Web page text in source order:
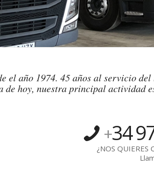
el año 1974. 45 años al servicio
de hoy, nuestra principal actividad
+34
¿NOS QUIERES